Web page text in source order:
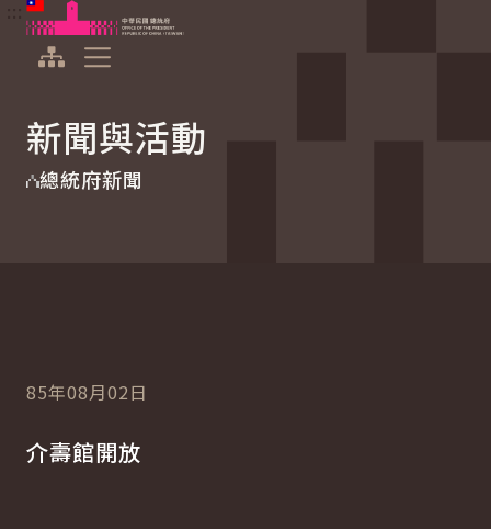
跳到主要內容
中華民國總統府
新聞與活動
總統府新聞
85年08月02日
介壽館開放